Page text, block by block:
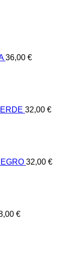
36,00 €
32,00 €
32,00 €
€